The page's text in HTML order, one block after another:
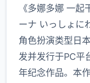
《多娜多娜 一
ーナ いっしょに
角色扮演类型日
发并发行于PC平
年纪念作品。本